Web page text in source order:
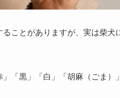
ることがありますが、実は柴
「黒」「白」「胡麻（ごま